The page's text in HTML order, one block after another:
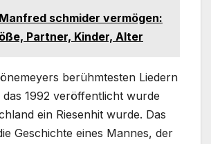
Manfred schmider vermögen:
Partner, Kinder, Alter
berühmtesten Liedern
das 1992 veröffentlicht wurde
ein Riesenhit wurde. Das
Geschichte eines Mannes, der